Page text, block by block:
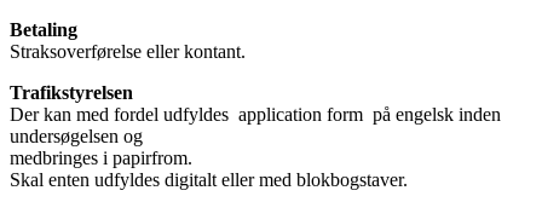
Betaling
Straksoverførelse eller kontant.
Trafikstyrelsen
Der kan med fordel udfyldes application form på engelsk inden
undersøgelsen og
medbringes i papirfrom.
Skal enten udfyldes digitalt eller med blokbogstaver.